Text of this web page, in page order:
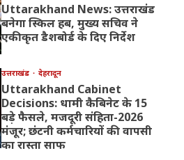
Uttarakhand News: उत्तराखंड
बनेगा स्किल हब, मुख्य सचिव ने
एकीकृत डैशबोर्ड के दिए निर्देश
उत्तराखंड देहरादून
Uttarakhand Cabinet
Decisions: धामी कैबिनेट के 15
बड़े फैसले, मजदूरी संहिता-2026
मंजूर; छंटनी कर्मचारियों की वापसी
का रास्ता साफ